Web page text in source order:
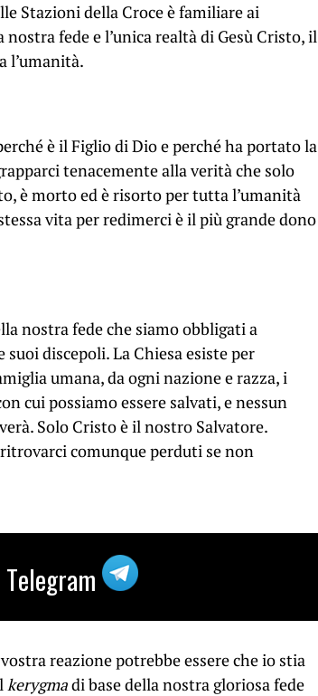
Stazioni della Croce è familiare ai
fede e l’unica realtà di Gesù Cristo, il
l’umanità.
è il Figlio di Dio e perché ha portato la
tenacemente alla verità che solo
è morto ed è risorto per tutta l’umanità
vita per redimerci è il più grande dono
nostra fede che siamo obbligati a
discepoli. La Chiesa esiste per
umana, da ogni nazione e razza, i
cui possiamo essere salvati, e nessun
Solo Cristo è il nostro Salvatore.
comunque perduti se non
reazione potrebbe essere che io stia
kerygmadi base della nostra gloriosa fede